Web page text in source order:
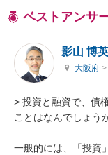
ベストアンサ
影山 博英
大阪府 >
> 投資と融資で、債
ことはなんでしょう
一般的には、「投資